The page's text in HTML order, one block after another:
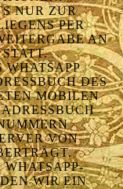
NUR ZUR
PER
AN
WHATSAPP
DES
MOBILEN
VON
WHATSAPP-
WIR EIN